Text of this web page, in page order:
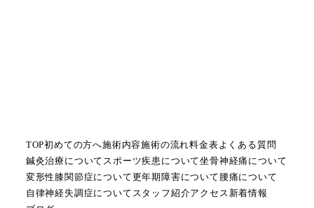
TOP初めての方へ施術内容施術の流れ料金表よくある質問
鍼灸治療について スポーツ疾患について坐骨神経痛について
変形性膝関節症について 更年期障害について 腰痛について
自律神経失調症について スタッフ紹介アクセス 新着情報